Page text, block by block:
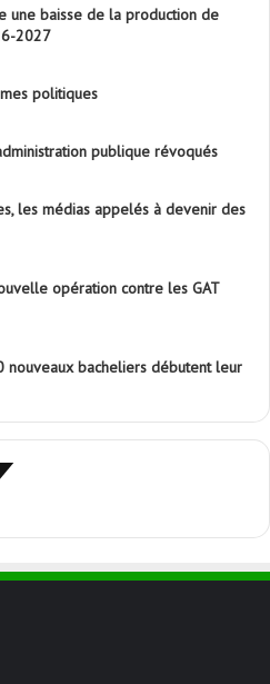
une baisse de la production de
2027
politiques
publique révoqués
les médias appelés à devenir des
opération contre les GAT
nouveaux bacheliers débutent leur